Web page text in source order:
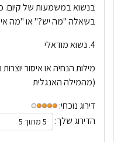
בנשוא במשמעות של קיום.
בשאלה "מה יש?" או "מה
4. נשוא מודאלי
מילות הנחיה או איסור
(מהמילה האנגלית
דירוג נוכחי:
הדירוג שלך: